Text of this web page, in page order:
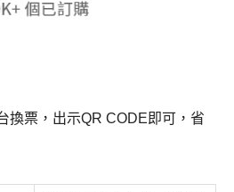
換票，出示QR CODE即可，省